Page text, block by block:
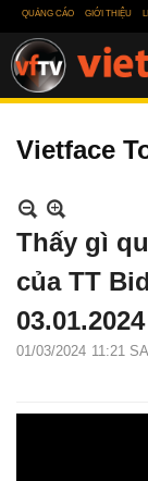
QUẢNG CÁO GIỚI THIỆU
Vietface
Thấy gì
của TT
03.01.2024
01/03/2024 11:21 SA